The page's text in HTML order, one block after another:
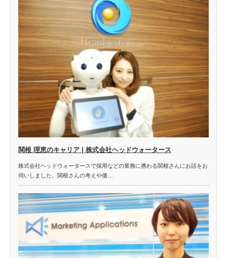
関根 理恵のキャリア | 株式会社ヘッドウォータース
株式会社ヘッドウォータースで採用などの業務に携わる関根さんにお話をお
伺いしました。関根さんの考えや価…